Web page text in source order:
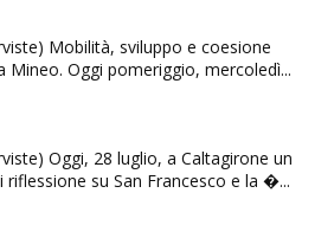
Mobilità, sviluppo e coesione
Mineo. Oggi pomeriggio, mercoledì...
Oggi, 28 luglio, a Caltagirone un
su San Francesco e la �...